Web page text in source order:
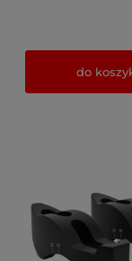
do